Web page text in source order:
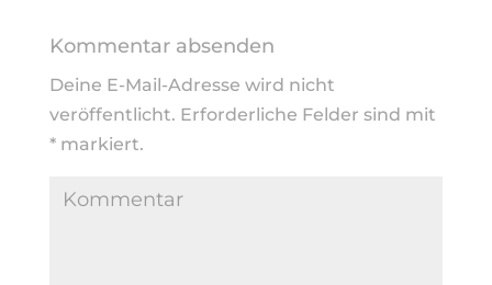
Kommentar absenden
Deine E-Mail-Adresse wird nicht
veröffentlicht. Erforderliche Felder sind mit
*markiert.